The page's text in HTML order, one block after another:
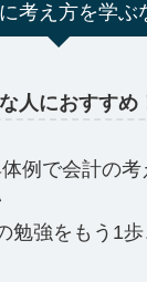
考え方を学ぶ
人におすすめ
例で会計の考
勉強をもう1歩